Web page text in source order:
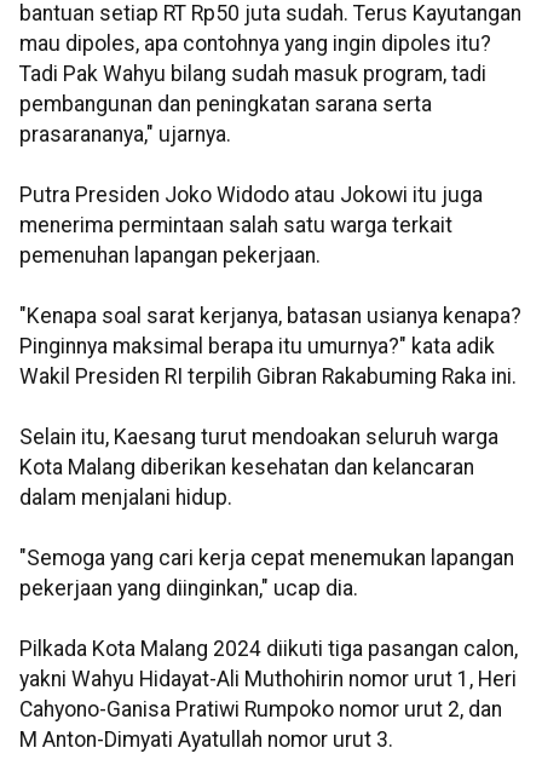
bantuan setiap RT Rp50 juta sudah. Terus Kayutangan
mau dipoles, apa contohnya yang ingin dipoles itu?
Tadi Pak Wahyu bilang sudah masuk program, tadi
pembangunan dan peningkatan sarana serta
prasarananya," ujarnya.
Putra Presiden Joko Widodo atau Jokowi itu juga
menerima permintaan salah satu warga terkait
pemenuhan lapangan pekerjaan.
"Kenapa soal sarat kerjanya, batasan usianya kenapa?
Pinginnya maksimal berapa itu umurnya?" kata adik
Wakil Presiden RI terpilih Gibran Rakabuming Raka ini.
Selain itu, Kaesang turut mendoakan seluruh warga
Kota Malang diberikan kesehatan dan kelancaran
dalam menjalani hidup.
"Semoga yang cari kerja cepat menemukan lapangan
pekerjaan yang diinginkan," ucap dia.
Pilkada Kota Malang 2024 diikuti tiga pasangan calon,
yakni Wahyu Hidayat-Ali Muthohirin nomor urut 1, Heri
Cahyono-Ganisa Pratiwi Rumpoko nomor urut 2, dan
M Anton-Dimyati Ayatullah nomor urut 3.